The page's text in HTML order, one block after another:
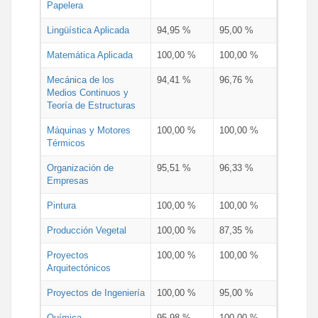
Papelera
Lingüística Aplicada 94,95 % 95,00 %
Matemática Aplicada 100,00 % 100,00 %
Mecánica de los
Medios Continuos y
Teoría de Estructuras
94,41 % 96,76 %
Máquinas y Motores
Térmicos
100,00 % 100,00 %
Organización de
Empresas
95,51 % 96,33 %
Pintura 100,00 % 100,00 %
Producción Vegetal 100,00 % 87,35 %
Proyectos
Arquitectónicos
100,00 % 100,00 %
Proyectos de Ingeniería 100,00 % 95,00 %